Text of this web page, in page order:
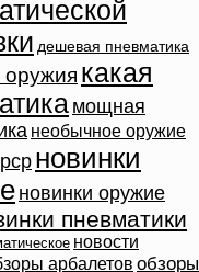
дешевая пневматика
оружия какая
мощная
необычное оружие
новинки
новинки оружие
пневматики
новости
арбалетов обзоры